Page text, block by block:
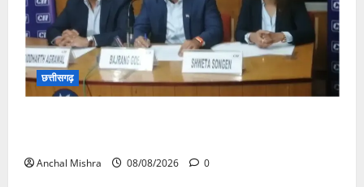
छत्तीसगढ़
Anchal Mishra 08/08/2026 0